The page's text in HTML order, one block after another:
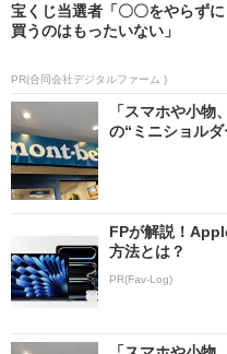
宝くじ当選者「〇〇をやらずに
買うのはもったいない」
PR(合同会社デジタルファーム )
「スマホや小物
の“ミニショル
FPが解説！
方法とは？
PR(Fav-Log)